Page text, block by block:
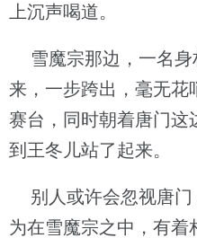
上沉声喝道。
雪魔宗那边，一名身
来，一步跨出，毫无花
赛台，同时朝着唐门这
到王冬儿站了起来。
别人或许会忽视唐门
为在雪魔宗之中，有着